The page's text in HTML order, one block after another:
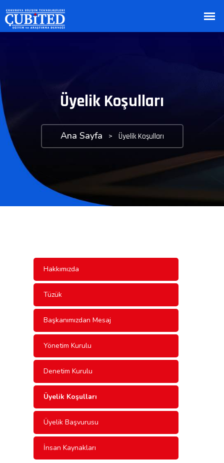
Üyelik Koşulları
Ana Sayfa > Üyelik Koşulları
Hakkımızda
Tüzük
Başkanımızdan Mesaj
Yönetim Kurulu
Denetim Kurulu
Üyelik Koşulları
Üyelik Başvurusu
İnsan Kaynakları